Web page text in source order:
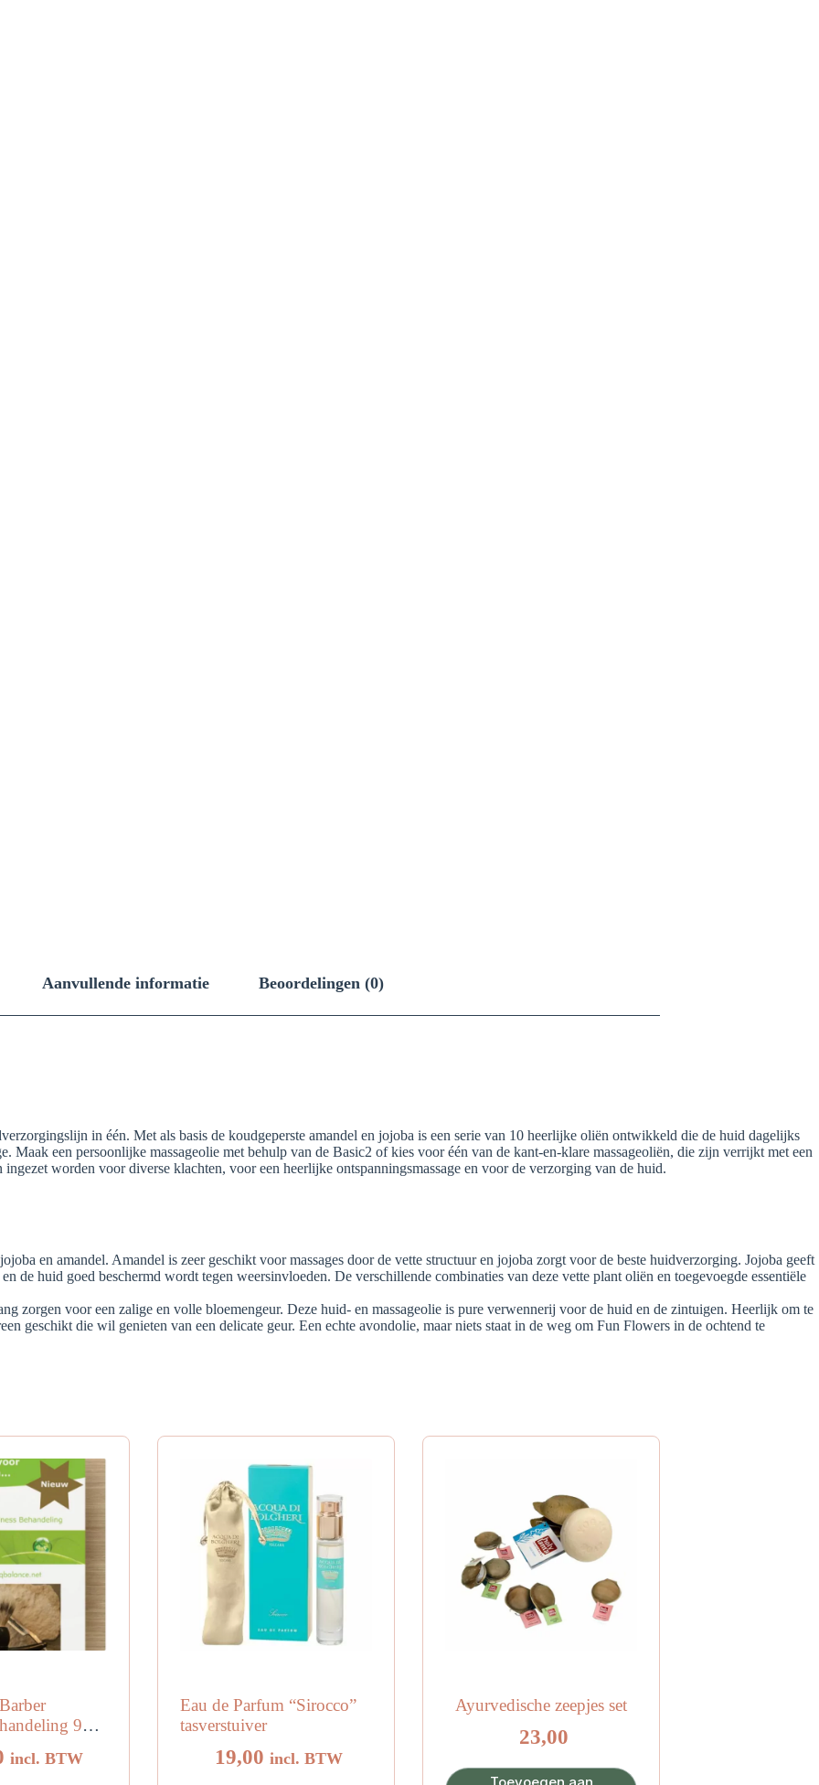
Aanvullende informatie Beoordelingen (0)
in één. Met als basis de koudgeperste amandel en jojoba is een serie van 10 heerlijke oliën ontwikkeld die de huid dagelijks
Maak een persoonlijke massageolie met behulp van de Basic2 of kies voor één van de kant-en-klare massageoliën, die zijn verrijkt met een
worden voor diverse klachten, voor een heerlijke ontspanningsmassage en voor de verzorging van de huid.
en amandel. Amandel is zeer geschikt voor massages door de vette structuur en jojoba zorgt voor de beste huidverzorging. Jojoba geeft
de huid goed beschermd wordt tegen weersinvloeden. De verschillende combinaties van deze vette plant oliën en toegevoegde essentiële
zorgen voor een zalige en volle bloemengeur. Deze huid- en massageolie is pure verwennerij voor de huid en de zintuigen. Heerlijk om te
geschikt die wil genieten van een delicate geur. Een echte avondolie, maar niets staat in de weg om Fun Flowers in de ochtend te
90
incl. BTW
Eau de Parfum “Sirocco”
tasverstuiver
19,00 incl. BTW
Ayurvedische zeepjes set
23,00